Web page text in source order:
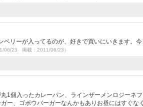
リーが入ってるのが、好きで買いにいきます。
06/23 掲載：2011/06/23）
1個入ったカレーパン、ラインザーメンロジーネ
ー、ゴボウバーガーなんかもありお昼にはすぐな